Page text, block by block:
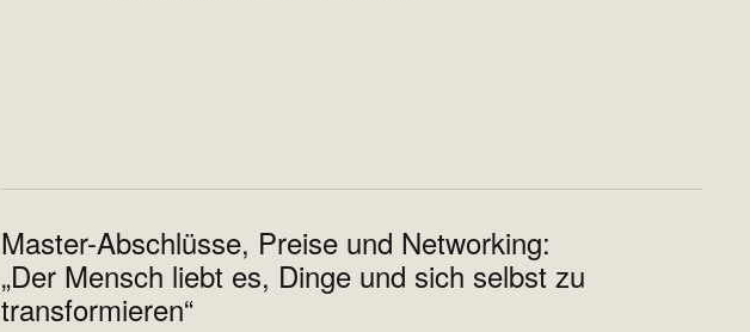
Master-Abschlüsse, Preise und Networking:
„Der Mensch liebt es, Dinge und sich selbst zu
transformieren“